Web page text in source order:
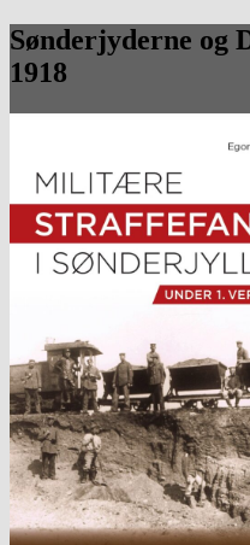
Sønderjyderne og
1918